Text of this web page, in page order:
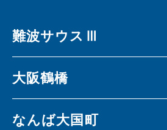
難波サウスⅢ
大阪鶴橋
なんば大国町